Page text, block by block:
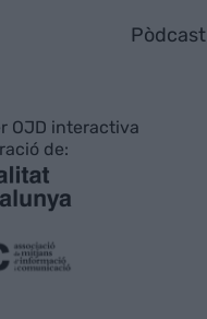
Pòdcast
OJD interactiva
de: